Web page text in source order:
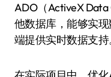
ADO（ActiveX
他数据库，能够实
端提供实时数据支持